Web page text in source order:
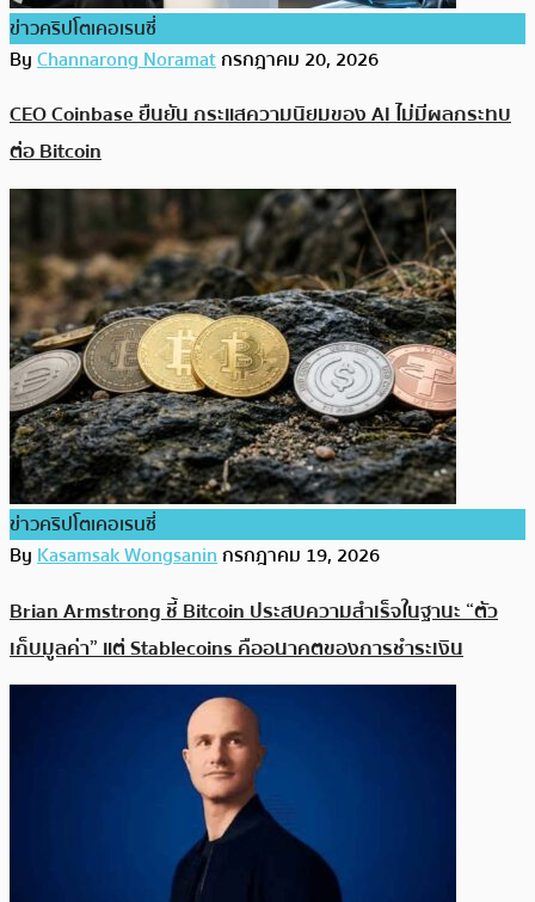
ข่าวคริปโตเคอเรนซี่
ByChannarong Noramatกรกฎาคม 20, 2026
CEO Coinbase ยืนยัน กระแสความนิยมของ AI ไม่มีผลกระทบ
ต่อ Bitcoin
ข่าวคริปโตเคอเรนซี่
ByKasamsak Wongsaninกรกฎาคม 19, 2026
Brian Armstrong ชี้ Bitcoin ประสบความสำเร็จในฐานะ “ตัว
เก็บมูลค่า” แต่ Stablecoins คืออนาคตของการชำระเงิน